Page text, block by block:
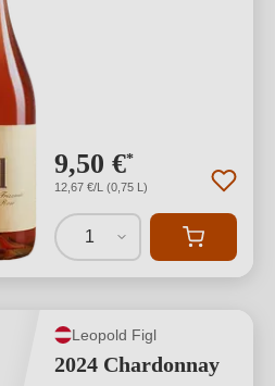
9,50 €*
12,67 €/L (0,75 L)
1
Leopold Figl
2024 Chardonnay